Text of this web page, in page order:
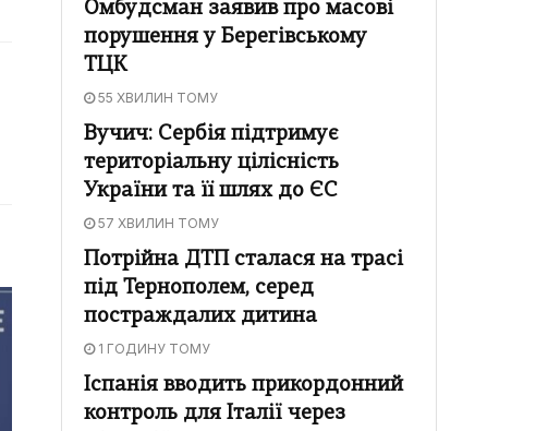
Омбудсман заявив про масові
порушення у Берегівському
ТЦК
55 ХВИЛИН ТОМУ
Вучич: Сербія підтримує
територіальну цілісність
України та її шлях до ЄС
57 ХВИЛИН ТОМУ
Потрійна ДТП сталася на трасі
під Тернополем, серед
постраждалих дитина
1 ГОДИНУ ТОМУ
Іспанія вводить прикордонний
контроль для Італії через